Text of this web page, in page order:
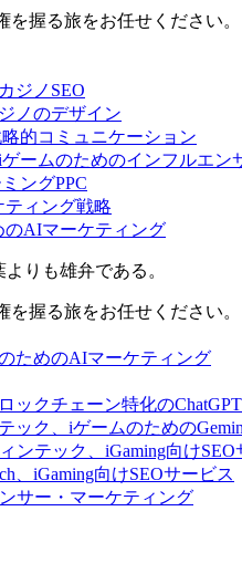
握る旅をお任せください。
ジノSEO
ノのデザイン
的コミュニケーション
ームのためのインフルエン
ングPPC
ティング戦略
のAIマーケティング
りも雄弁である。
握る旅をお任せください。
ためのAIマーケティング
ックチェーン特化の
ック、iゲームのための
ンテック、iGaming向け
、iGaming向けSEOサービス
サー・マーケティング